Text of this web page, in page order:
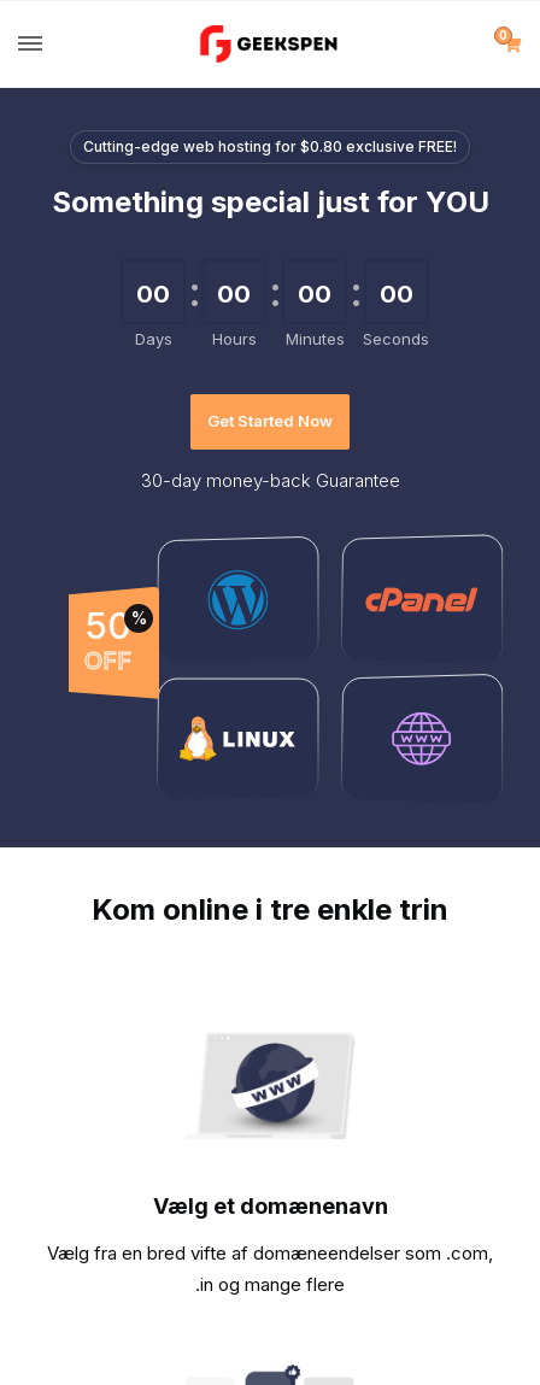
0
Cutting-edge web hosting for $0.80 exclusive FREE!
Something special just for YOU
00
Days
00
Hours
00
Minutes
00
Seconds
Get Started Now
30-daymoney-back Guarantee
50
OFF
%
Kom online i tre enkle trin
Vælg et domænenavn
Vælg fra en bred vifte af domæneendelser som .com,
.in og mange flere